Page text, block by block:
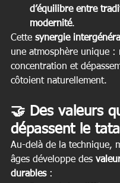
d’équilibre entre
modernité.
Cette synergie
une atmosphère unique :
concentration et
côtoient naturellement.
🤝 Des valeurs
dépassent le
Au-delà de la technique,
âges développe des
durables :